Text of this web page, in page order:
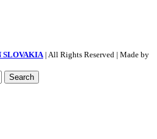
SLOVAKIA| All Rights Reserved | Made by
Search